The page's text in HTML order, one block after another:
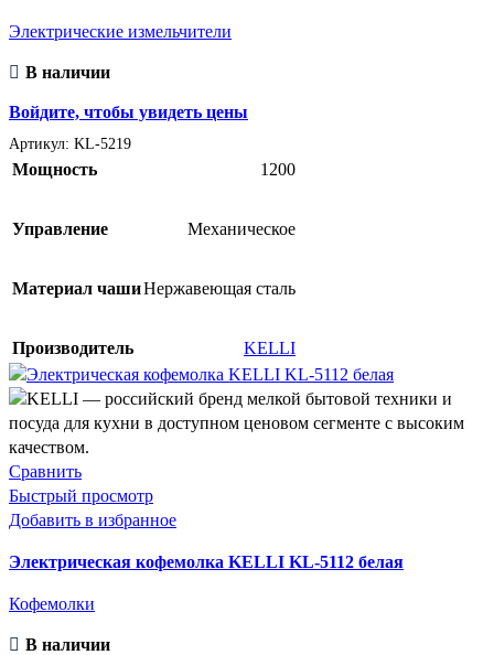
Электрические измельчители
В наличии
Войдите, чтобы увидеть цены
Артикул: KL-5219
Мощность 1200
Управление Механическое
Материал чашиНержавеющая сталь
Производитель KELLI
Сравнить
Быстрый просмотр
Добавить в избранное
Электрическая кофемолка KELLI KL-5112 белая
Кофемолки
В наличии